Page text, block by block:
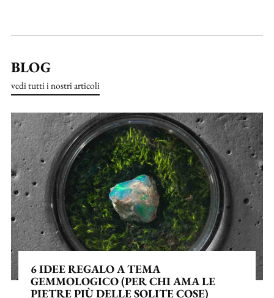
BLOG
vedi tutti i nostri articoli
6 IDEE REGALO A TEMA
GEMMOLOGICO (PER CHI AMA LE
PIETRE PIÙ DELLE SOLITE COSE)